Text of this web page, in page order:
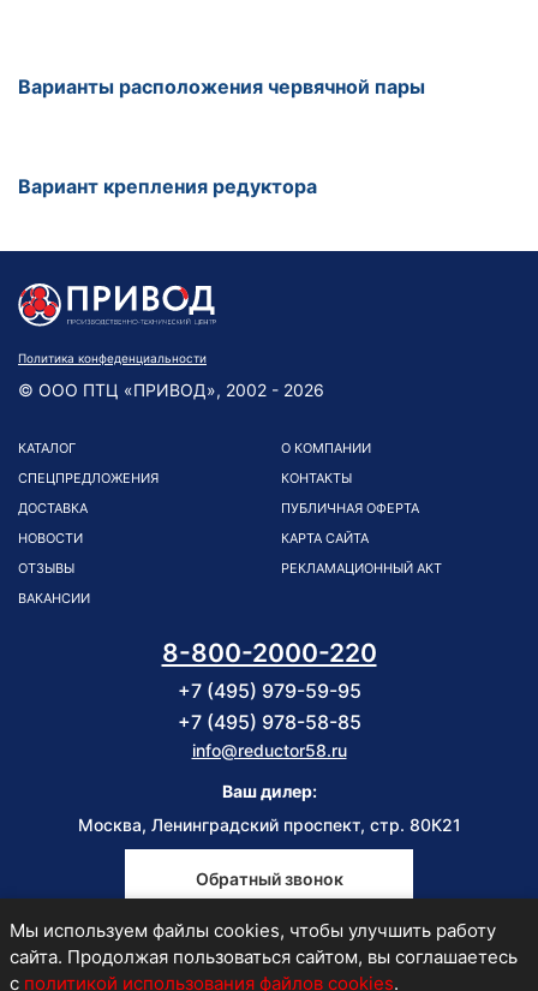
Варианты расположения червячной пары
Вариант крепления редуктора
Политика конфеденциальности
© ООО ПТЦ «ПРИВОД», 2002 - 2026
КАТАЛОГ
СПЕЦПРЕДЛОЖЕНИЯ
ДОСТАВКА
НОВОСТИ
ОТЗЫВЫ
ВАКАНСИИ
О КОМПАНИИ
КОНТАКТЫ
ПУБЛИЧНАЯ ОФЕРТА
КАРТА САЙТА
РЕКЛАМАЦИОННЫЙ АКТ
8-800-2000-220
+7 (495) 979-59-95
+7 (495) 978-58-85
info@reductor58.ru
Ваш дилер:
Москва, Ленинградский проспект, стр. 80К21
Обратный звонок
Пн-Пт
9:00-18:00
Мы используем файлы cookies, чтобы улучшить работу
сайта. Продолжая пользоваться сайтом, вы соглашаетесь
с политикой использования файлов cookies.